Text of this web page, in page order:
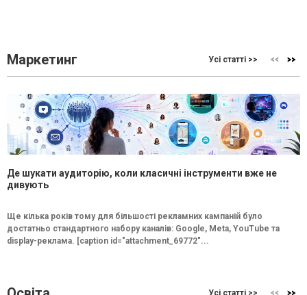
Маркетинг Усі статті >>
Де шукати аудиторію, коли класичні інструменти вже не
дивують
Ще кілька років тому для більшості рекламних кампаній було
достатньо стандартного набору каналів: Google, Meta, YouTube та
display-реклама. [caption id="attachment_69772"...